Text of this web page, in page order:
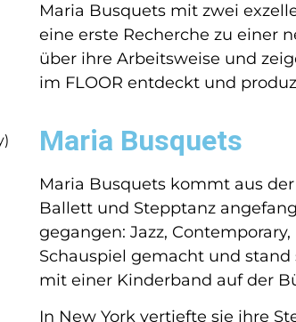
Maria Busquets mit zwei
eine erste Recherche zu einer
über ihre Arbeitsweise und
im FLOOR entdeckt und
Maria Busquets
Maria Busquets kommt aus
Ballett und Stepptanz
gegangen: Jazz,
Schauspiel gemacht und
mit einer Kinderband auf der
In New York vertiefte sie ihre